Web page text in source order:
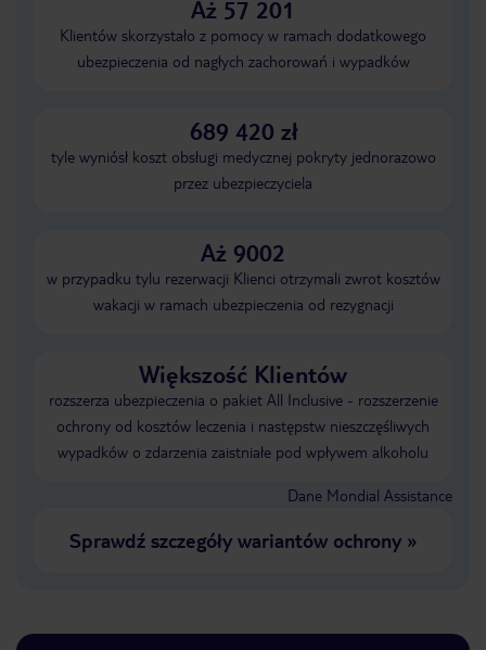
Aż 57 201
Klientów skorzystało z pomocy w ramach dodatkowego
ubezpieczenia od nagłych zachorowań i wypadków
689 420 zł
tyle wyniósł koszt obsługi medycznej pokryty jednorazowo
przez ubezpieczyciela
Aż 9002
w przypadku tylu rezerwacji Klienci otrzymali zwrot kosztów
wakacji w ramach ubezpieczenia od rezygnacji
Większość Klientów
rozszerza ubezpieczenia o pakiet All Inclusive - rozszerzenie
ochrony od kosztów leczenia i następstw nieszczęśliwych
wypadków o zdarzenia zaistniałe pod wpływem alkoholu
Dane Mondial Assistance
Sprawdź szczegóły wariantów ochrony»